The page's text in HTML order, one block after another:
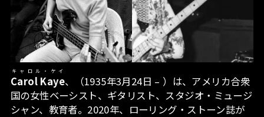
Carol Kaye
キャロル・ケイ
、（1935年3月24日 – ）は、アメリカ合衆
国の女性ベーシスト、ギタリスト、スタジオ・ミュージ
シャン、教育者。2020年、ローリング・ストーン誌が